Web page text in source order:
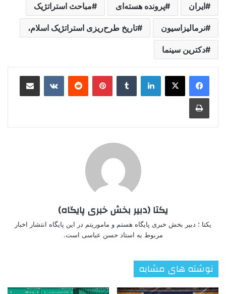
ایران پرونده هسته‌ای مباحث استراتژیک
نرمالیزاسیون تاریخ طرح‌ریزی استراتژیک اسلام،
دکترین سینما
لینکدین ‫تامبلر ‫پین‌ترست‫رددیت ‫VKontakteاشتراک گذاری از طریق ایمیل
چاپ
یکتا (دبیر بخش خبری پایگاه)
یکتا ؛ دبیر بخش خبری پایگاه هستم و ماموریتم در این پایگاه انتشار اخبار
مربوط به استاد حسن عباسی است.
نوشته های مشابه